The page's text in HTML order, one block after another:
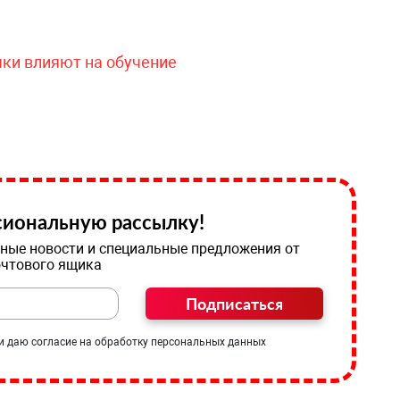
влияют на обучение
рассылку!
новости и специальные предложения от
ящика
Подписаться
даю согласие на обработку персональных данных